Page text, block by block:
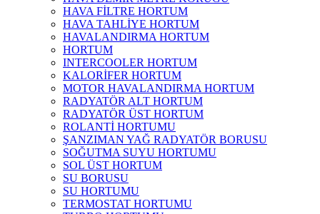
HAVA FİLTRE HORTUM
HAVA TAHLİYE HORTUM
HAVALANDIRMA HORTUM
HORTUM
INTERCOOLER HORTUM
KALORİFER HORTUM
MOTOR HAVALANDIRMA HORTUM
RADYATÖR ALT HORTUM
RADYATÖR ÜST HORTUM
ROLANTİ HORTUMU
ŞANZIMAN YAĞ RADYATÖR BORUSU
SOĞUTMA SUYU HORTUMU
SOL ÜST HORTUM
SU BORUSU
SU HORTUMU
TERMOSTAT HORTUMU